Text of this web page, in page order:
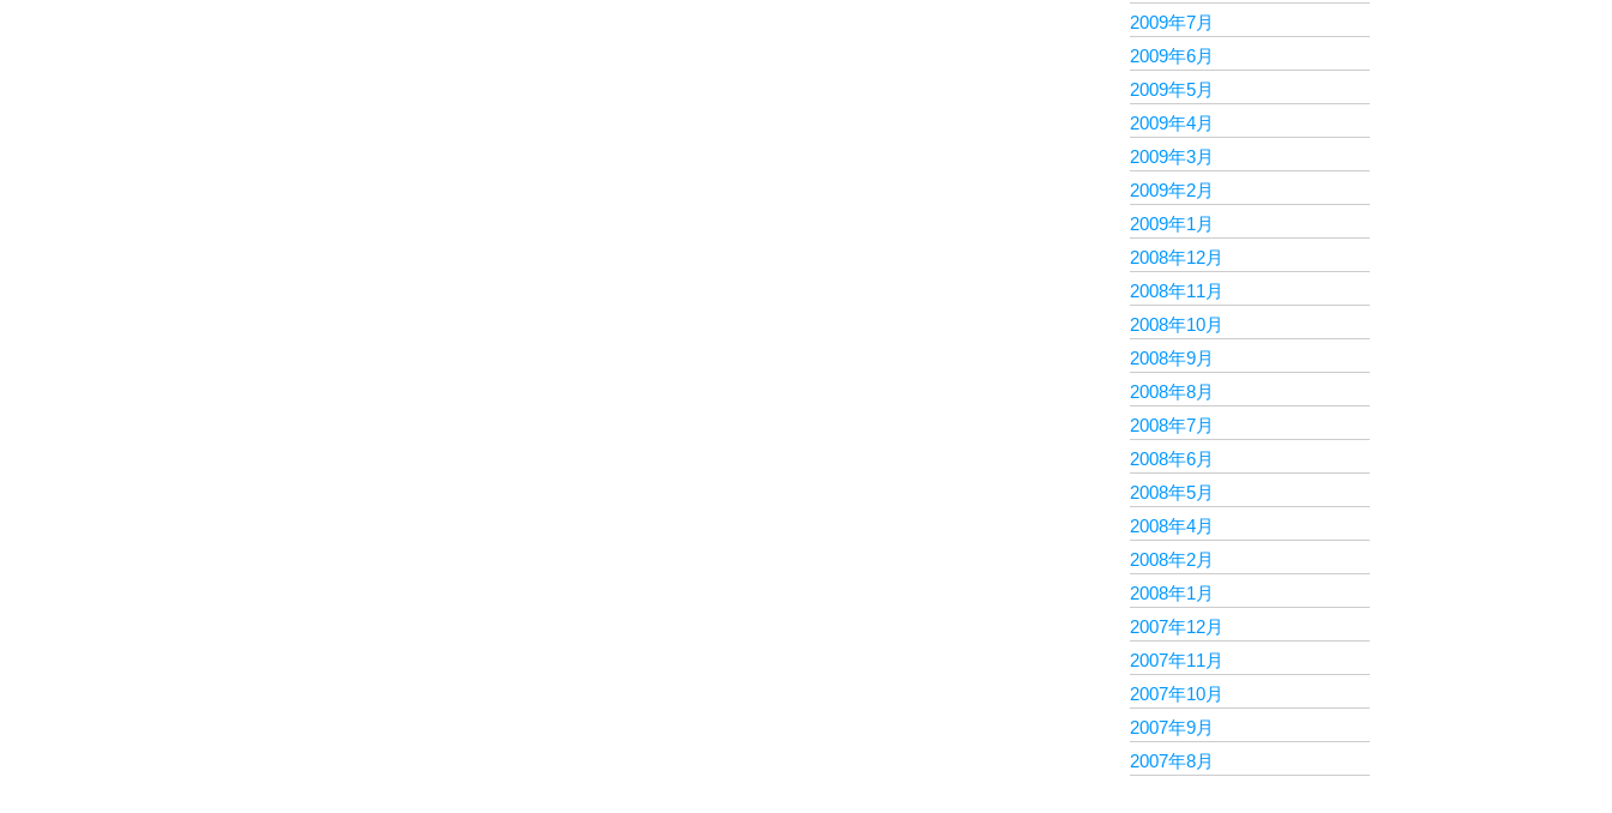
2009年7月
2009年6月
2009年5月
2009年4月
2009年3月
2009年2月
2009年1月
2008年12月
2008年11月
2008年10月
2008年9月
2008年8月
2008年7月
2008年6月
2008年5月
2008年4月
2008年2月
2008年1月
2007年12月
2007年11月
2007年10月
2007年9月
2007年8月